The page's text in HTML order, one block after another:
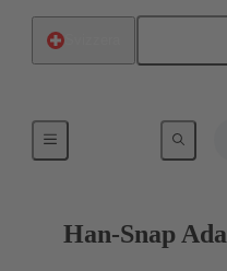
Blocchetti per
Han-Snap